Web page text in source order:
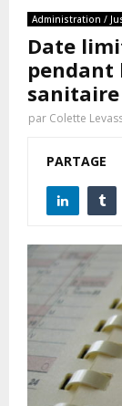
Administration /
Date
pendant
sanitaire
par Colette
PARTAGE